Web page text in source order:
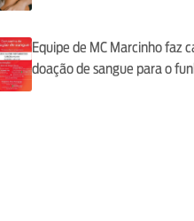
Equipe de MC Marcinho faz
doação de sangue para o